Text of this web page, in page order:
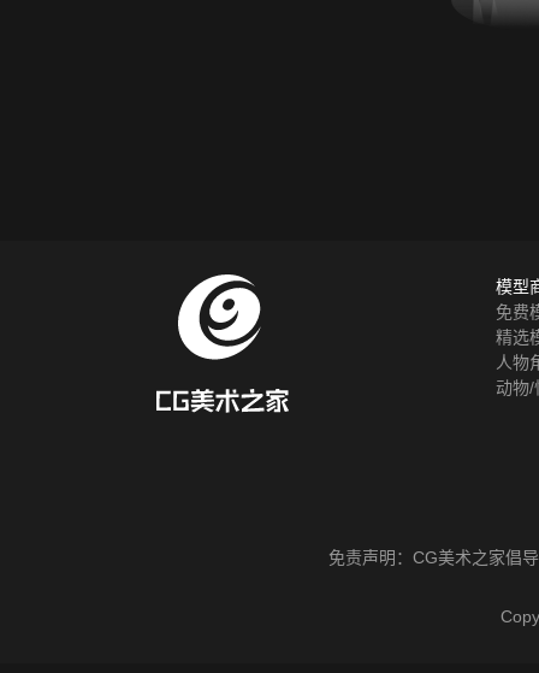
模型
免费
精选
人物
动物/
免责声明： CG美术之家倡